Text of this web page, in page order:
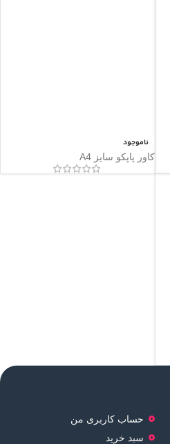
ناموجود
کاور پاپکو سایز A4
حساب کاربری من
سبد خرید